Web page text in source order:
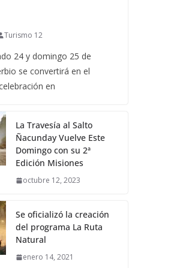
Turismo 12
24 y domingo 25 de
se convertirá en el
en
La Travesía al Salto
Ñacunday Vuelve Este
Domingo con su 2ª
Edición Misiones
octubre 12, 2023
Se oficializó la creación
del programa La Ruta
Natural
enero 14, 2021